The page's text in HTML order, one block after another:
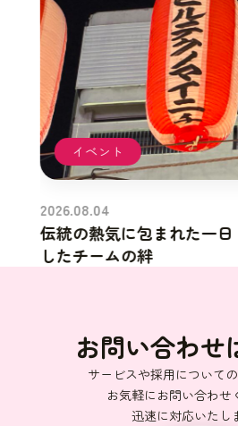
イベント
2026.08.04
伝統の熱気に包まれた一
したチームの絆
お問い合わせ
サービスや採用についての
お気軽にお問い合わせ
迅速に対応いたし